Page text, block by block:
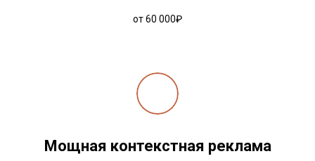
от 60 000₽
Мощная контекстная реклама